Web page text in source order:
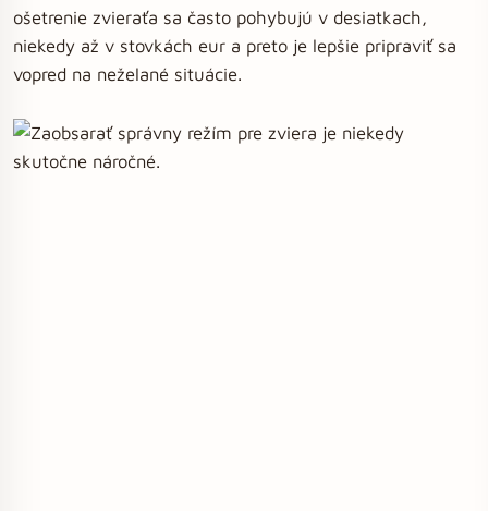
ošetrenie zvieraťa sa často pohybujú v desiatkach,
niekedy až v stovkách eur a preto je lepšie pripraviť sa
vopred na neželané situácie.